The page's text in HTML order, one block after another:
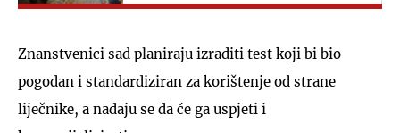
Znanstvenici sad planiraju izraditi test koji bi bio
pogodan i standardiziran za korištenje od strane
liječnike, a nadaju se da će ga uspjeti i